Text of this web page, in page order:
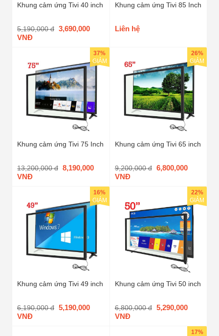
Khung cảm ứng Tivi 40 inch
5,190,000 đ 3,690,000
VNĐ
Khung cảm ứng Tivi 85 Inch
Liên hệ
Khung cảm ứng Tivi 75 Inch
13,200,000 đ 8,190,000
VNĐ
37%
GIẢM
Khung cảm ứng Tivi 65 inch
9,200,000 đ 6,800,000
VNĐ
26%
GIẢM
Khung cảm ứng Tivi 49 inch
6,190,000 đ 5,190,000
VNĐ
16%
GIẢM
Khung cảm ứng Tivi 50 inch
6,800,000 đ 5,290,000
VNĐ
22%
GIẢM
17%